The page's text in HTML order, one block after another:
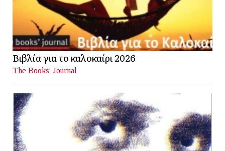
Βιβλία για το καλοκαίρι 2026
The Books' Journal